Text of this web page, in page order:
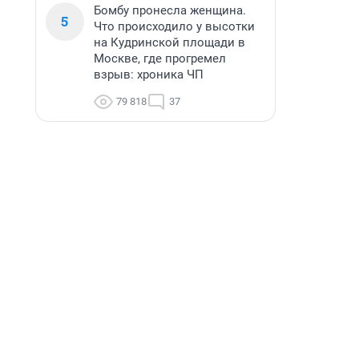
5
Бомбу пронесла женщина.
Что происходило у высотки
на Кудринской площади в
Москве, где прогремел
взрыв: хроника ЧП
79 818 37